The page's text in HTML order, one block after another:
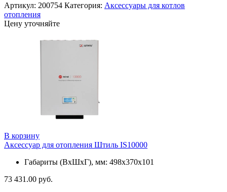
Артикул: 200754 Категория: Аксессуары для котлов
отопления
Цену уточняйте
В корзину
Аксессуар для отопления Штиль IS10000
Габариты (ВхШхГ), мм: 498х370х101
73 431.00 руб.